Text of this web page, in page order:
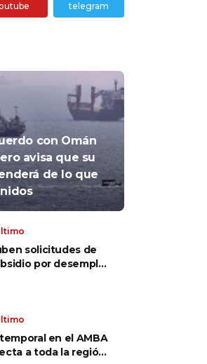
telegram
con Omán
avisa que su
de lo que
solicitudes de
por desempleo
en el AMBA
a toda la región: